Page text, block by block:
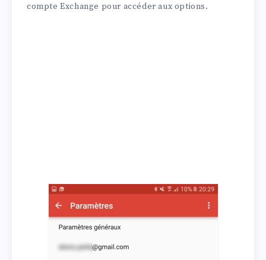
compte Exchange pour accéder aux options.